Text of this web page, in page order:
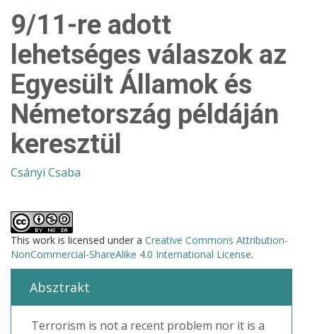
9/11-re adott
lehetséges válaszok az
Egyesült Államok és
Németország példáján
keresztül
Csányi Csaba
This work is licensed under a Creative Commons Attribution-
NonCommercial-ShareAlike 4.0 International License.
Absztrakt
Terrorism is not a recent problem nor it is a